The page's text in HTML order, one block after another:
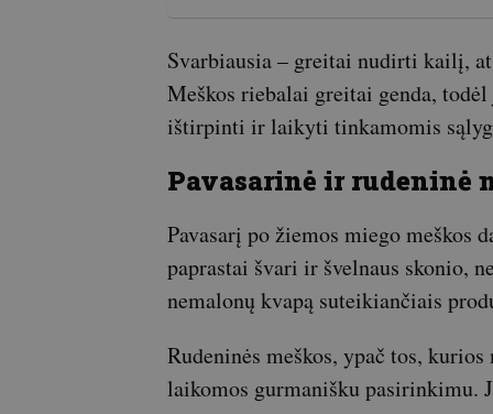
Svarbiausia – greitai nudirti kailį,
Meškos riebalai greitai genda,
ištirpinti ir laikyti tinkamomis
Pavasarinė ir rudeninė
Pavasarį po žiemos miego meškos
paprastai švari ir švelnaus skonio,
nemalonų kvapą suteikiančiais
Rudeninės meškos, ypač tos,
laikomos gurmanišku pasirinkimu.